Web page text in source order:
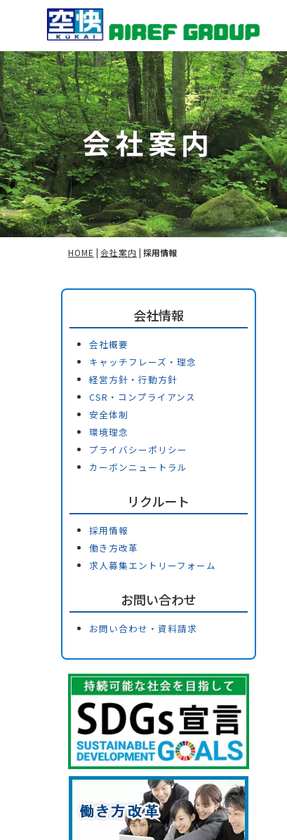
会社案内
HOME | 会社案内 | 採用情報
会社情報
会社概要
キャッチフレーズ・理念
経営方針・行動方針
CSR・コンプライアンス
安全体制
環境理念
プライバシーポリシー
カーボンニュートラル
リクルート
採用情報
働き方改革
求人募集エントリーフォーム
お問い合わせ
お問い合わせ・資料請求